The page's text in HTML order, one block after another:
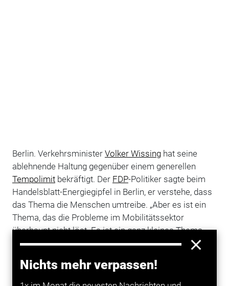
Nichts mehr verpassen!
Berlin. Verkehrsminister Volker Wissinghat seine
ablehnende Haltung gegenüber einem generellen
Tempolimitbekräftigt. Der FDP-Politiker sagte beim
Handelsblatt-Energiegipfel in Berlin, er verstehe, dass
das Thema die Menschen umtreibe. „Aber es ist ein
Thema, das die Probleme im Mobilitätssektor
überhaupt nicht löst. Es ist ein ganz kleines Thema,
auch wenn es ein sehr emotionales Thema ist.“ Auf
gegen ein generellen Tempolimit auf Autobahnen
ausgesprochen.